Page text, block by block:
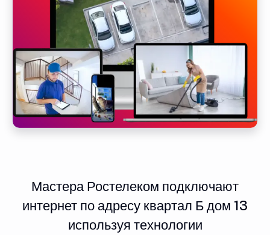
Мастера Ростелеком подключают
интернет по адресу квартал Б дом 13
используя технологии